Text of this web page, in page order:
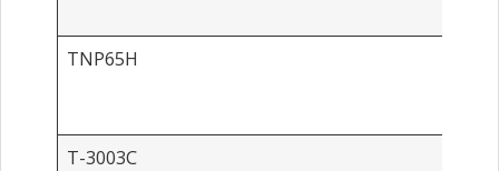
TNP65H
T-3003C